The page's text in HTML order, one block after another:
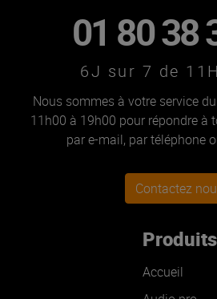
01 80 38
6J sur 7 de
Nous sommes à votre service
11h00 à 19h00 pour répondre à
par e-mail, par téléphone
Contactez
Produits
Accueil